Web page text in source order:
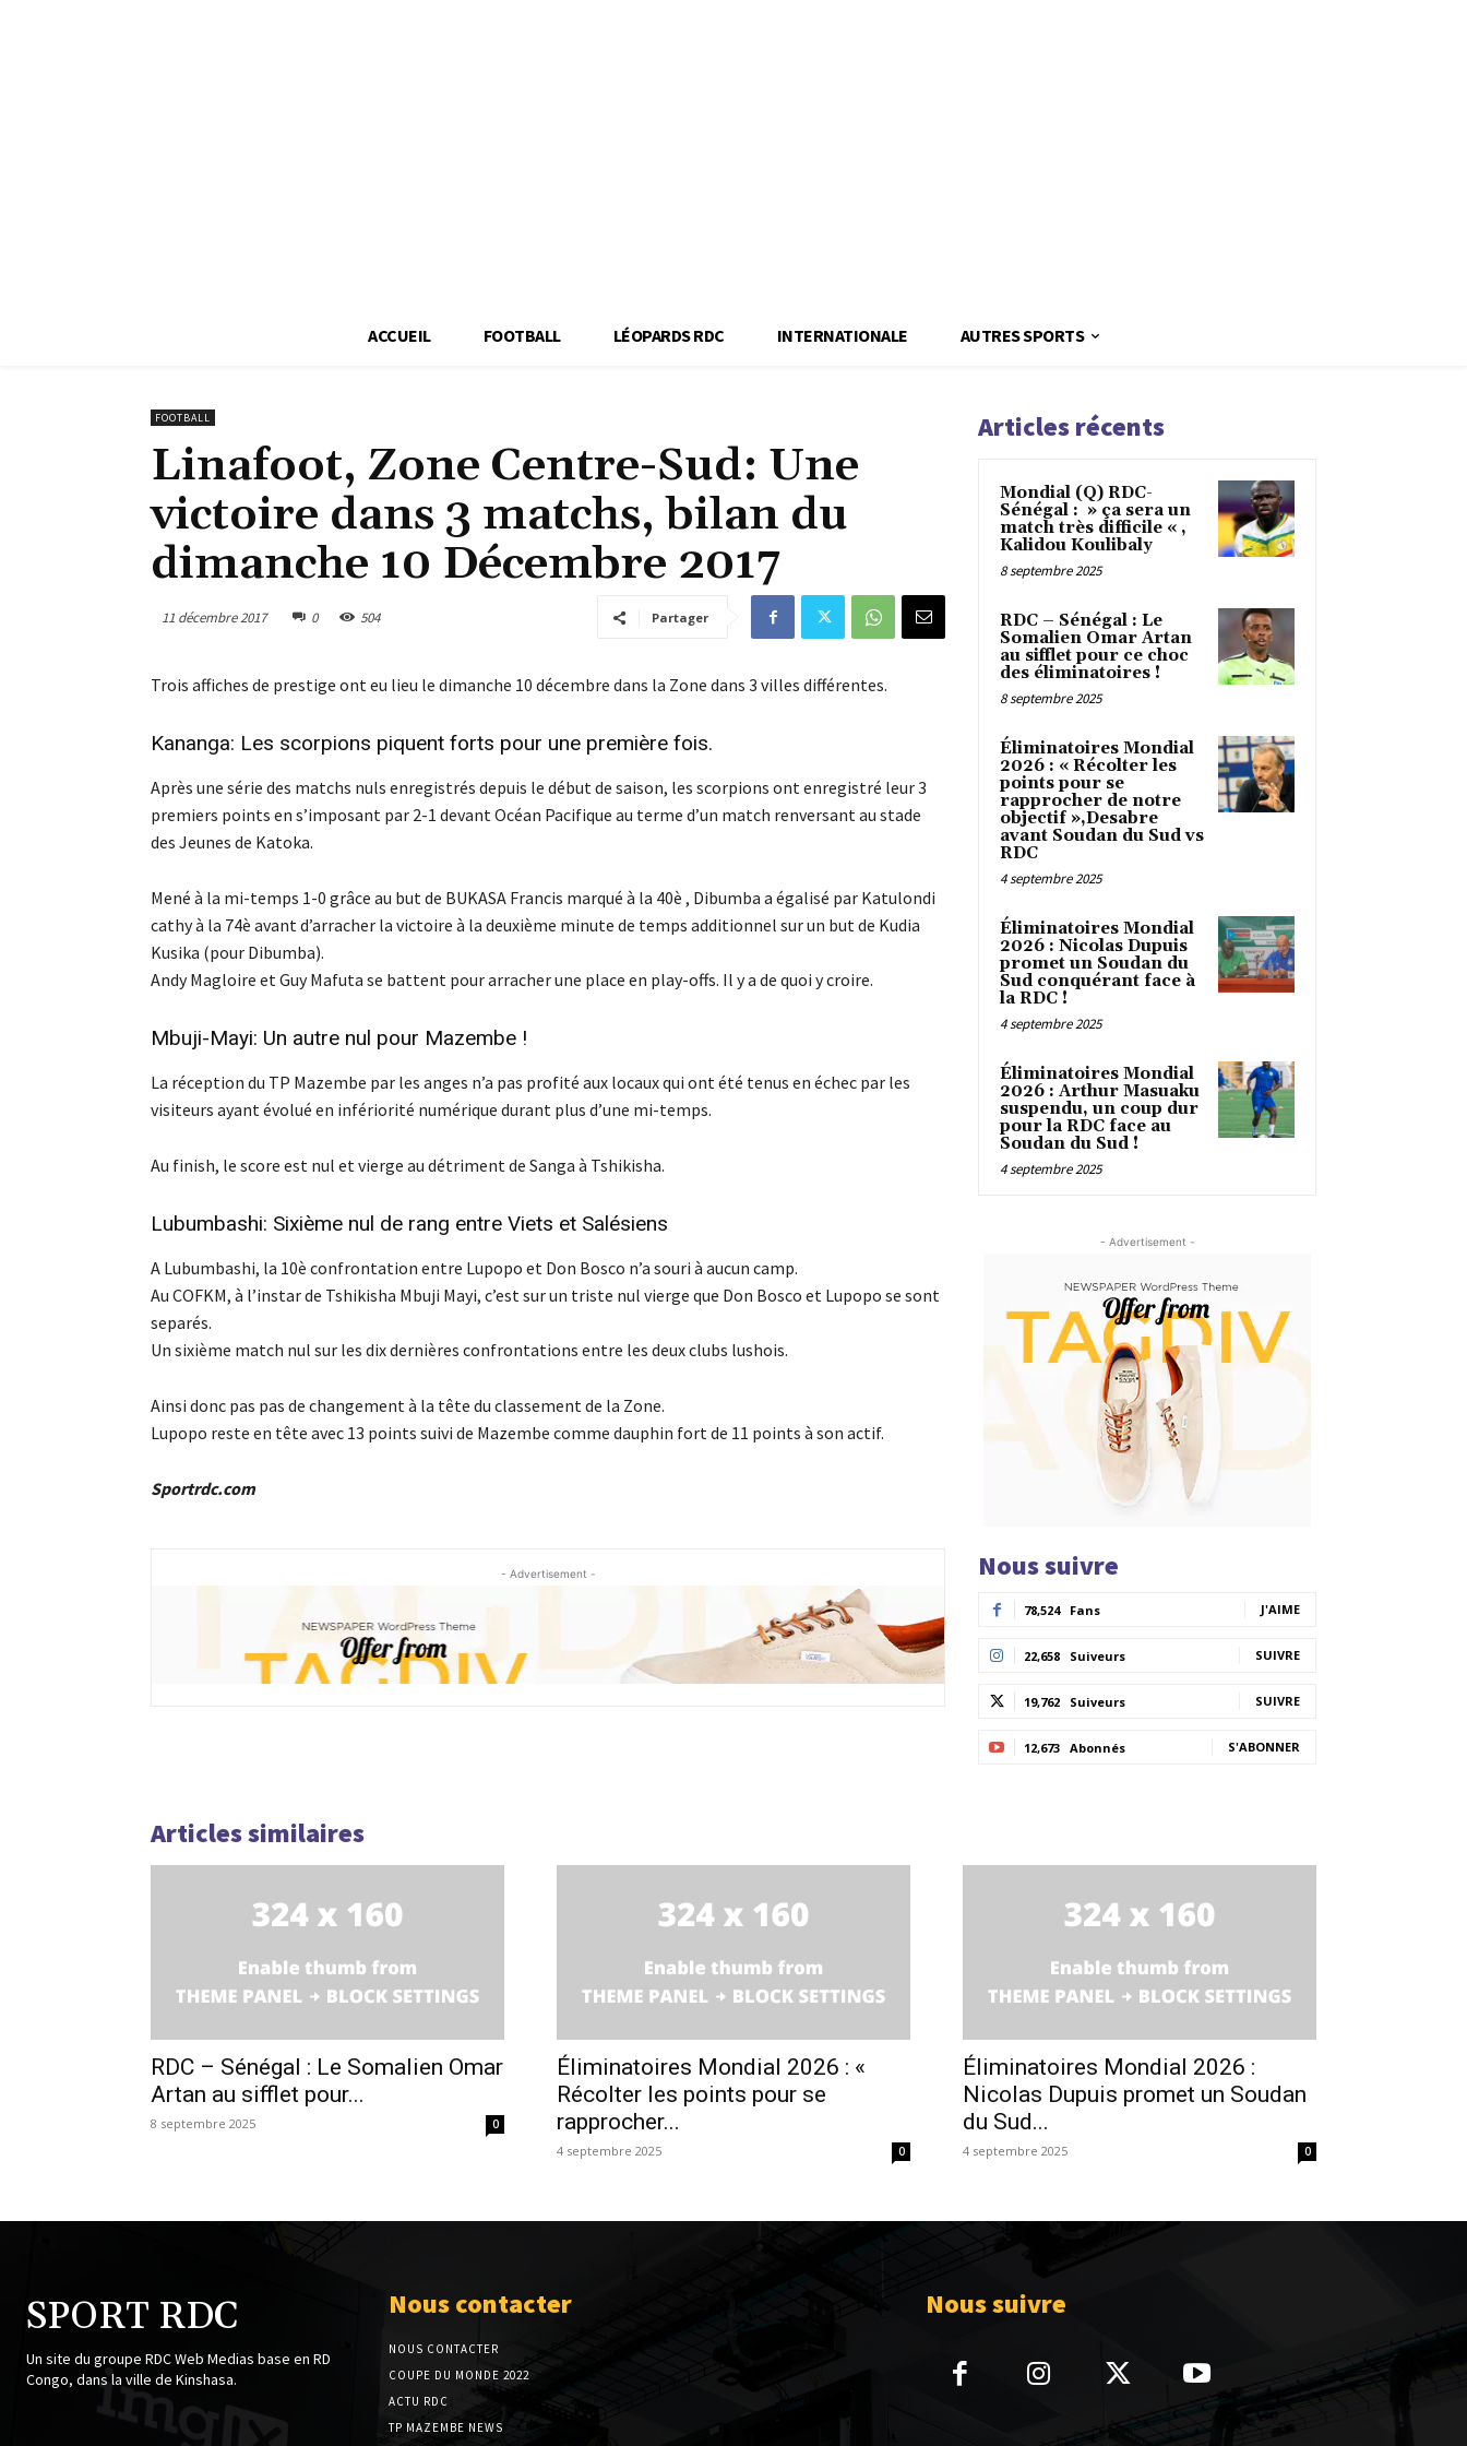
ACCUEIL FOOTBALL LÉOPARDS RDC INTERNATIONALE AUTRES SPORTS
FOOTBALL
Linafoot, Zone Centre-Sud: Une
victoire dans 3 matchs, bilan du
dimanche 10 Décembre 2017
11 décembre 2017 0 504 Partager
Trois affiches de prestige ont eu lieu le dimanche 10 décembre dans la Zone dans 3 villes différentes.
Kananga: Les scorpions piquent forts pour une première fois.
Après une série des matchs nuls enregistrés depuis le début de saison, les scorpions ont enregistré leur 3
premiers points en s’imposant par 2-1 devant Océan Pacifique au terme d’un match renversant au stade
des Jeunes de Katoka.
Mené à la mi-temps 1-0 grâce au but de BUKASA Francis marqué à la 40è , Dibumba a égalisé par Katulondi
cathy à la 74è avant d’arracher la victoire à la deuxième minute de temps additionnel sur un but de Kudia
Kusika (pour Dibumba).
Andy Magloire et Guy Mafuta se battent pour arracher une place en play-offs. Il y a de quoi y croire.
Mbuji-Mayi: Un autre nul pour Mazembe !
La réception du TP Mazembe par les anges n’a pas profité aux locaux qui ont été tenus en échec par les
visiteurs ayant évolué en infériorité numérique durant plus d’une mi-temps.
Au finish, le score est nul et vierge au détriment de Sanga à Tshikisha.
Lubumbashi: Sixième nul de rang entre Viets et Salésiens
A Lubumbashi, la 10è confrontation entre Lupopo et Don Bosco n’a souri à aucun camp.
Au COFKM, à l’instar de Tshikisha Mbuji Mayi, c’est sur un triste nul vierge que Don Bosco et Lupopo se sont
separés.
Un sixième match nul sur les dix dernières confrontations entre les deux clubs lushois.
Ainsi donc pas pas de changement à la tête du classement de la Zone.
Lupopo reste en tête avec 13 points suivi de Mazembe comme dauphin fort de 11 points à son actif.
Sportrdc.com
- Advertisement -
Articles récents
Mondial (Q) RDC-
Sénégal : » ça sera un
match très difficile « ,
Kalidou Koulibaly
8 septembre 2025
RDC – Sénégal : Le
Somalien Omar Artan
au sifflet pour ce choc
des éliminatoires !
8 septembre 2025
Éliminatoires Mondial
2026 : « Récolter les
points pour se
rapprocher de notre
objectif »,Desabre
avant Soudan du Sud vs
RDC
4 septembre 2025
Éliminatoires Mondial
2026 : Nicolas Dupuis
promet un Soudan du
Sud conquérant face à
la RDC !
4 septembre 2025
Éliminatoires Mondial
2026 : Arthur Masuaku
suspendu, un coup dur
pour la RDC face au
Soudan du Sud !
4 septembre 2025
- Advertisement -
Nous suivre
78,524 Fans J'AIME
22,658 Suiveurs SUIVRE
19,762 Suiveurs SUIVRE
12,673 Abonnés S'ABONNER
Articles similaires
RDC – Sénégal : Le Somalien Omar
Artan au sifflet pour...
8 septembre 2025 0
Éliminatoires Mondial 2026 : «
Récolter les points pour se
rapprocher...
4 septembre 2025 0
Éliminatoires Mondial 2026 :
Nicolas Dupuis promet un Soudan
du Sud...
4 septembre 2025 0
SPORT RDC
Un site du groupe RDC Web Medias base en RD
Congo, dans la ville de Kinshasa.
Nous contacter
NOUS CONTACTER
COUPE DU MONDE 2022
ACTU RDC
TP MAZEMBE NEWS
Nous suivre